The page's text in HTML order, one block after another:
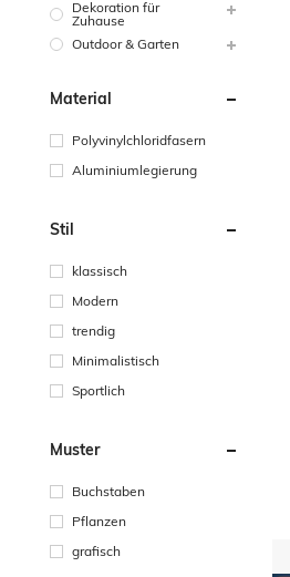
Dekoration für
Zuhause
Outdoor & Garten
Material
Polyvinylchloridfasern
Aluminiumlegierung
Stil
klassisch
Modern
trendig
Minimalistisch
Sportlich
Muster
Buchstaben
Pflanzen
grafisch